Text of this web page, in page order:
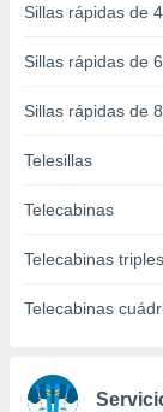
de
en
a lo que
su
en
en
Sillas rápidas de
Sillas rápidas de
Sillas rápidas de
Telesillas
Telecabinas
Telecabinas triples
Telecabinas